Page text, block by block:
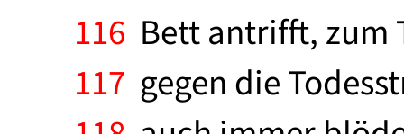
116 Bett antrifft, zum
117 gegen die